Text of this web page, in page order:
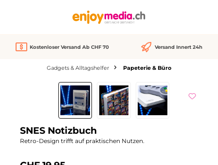
Kostenloser Versand Ab CHF 70 Versand Innert 24h
Gadgets & Alltagshelfer Papeterie & Büro
Bildergalerie überspringen
SNES Notizbuch
Retro-Design trifft auf praktischen Nutzen.